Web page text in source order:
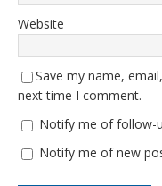
Website
Save my name,
next time I comment.
Notify me of follow-
Notify me of new